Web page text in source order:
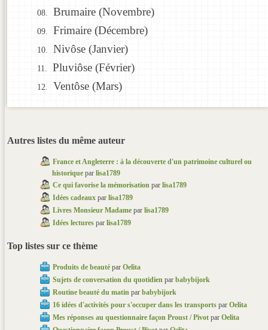
Brumaire (Novembre)
Frimaire (Décembre)
Nivôse (Janvier)
Pluviôse (Février)
Ventôse (Mars)
Autres listes du même auteur
France et Angleterre : à la découverte d'un patrimoine culturel ou
historique par lisa1789
Ce qui favorise la mémorisation par lisa1789
Idées cadeaux par lisa1789
Livres Monsieur Madame par lisa1789
Idées lectures par lisa1789
Top listes sur ce thème
Produits de beauté par Oelita
Sujets de conversation du quotidien par babybijork
Routine beauté du matin par babybijork
16 idées d'activités pour s'occuper dans les transports par Oelita
Mes réponses au questionnaire façon Proust / Pivot par Oelita